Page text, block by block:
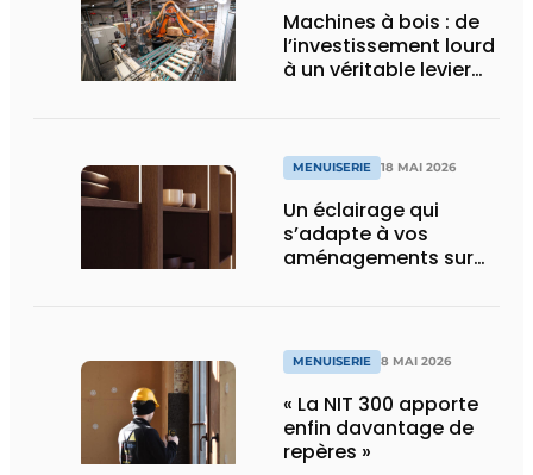
Machines à bois : de
l’investissement lourd
à un véritable levier
MENUISERIE 18 MAI 2026
Un éclairage qui
s’adapte à vos
aménagements sur
MENUISERIE 8 MAI 2026
« La NIT 300 apporte
enfin davantage de
repères »